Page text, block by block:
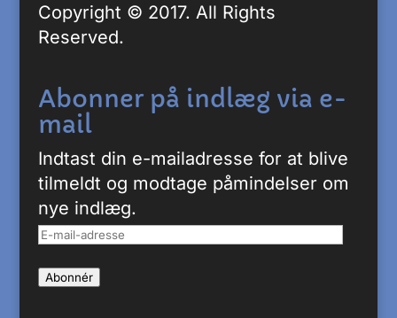
Copyright © 2017. All Rights
Reserved.
Abonner på indlæg via e-
mail
Indtast din e-mailadresse for at blive
tilmeldt og modtage påmindelser om
nye indlæg.
E-
adresse
Abonnér